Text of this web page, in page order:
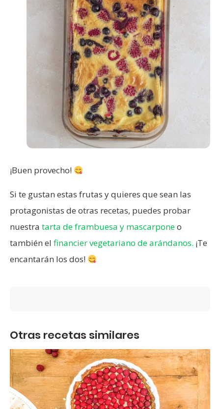
¡Buen provecho!
Si te gustan estas frutas y quieres que sean las
protagonistas de otras recetas, puedes probar
nuestra tarta de frambuesa y mascarponeo
también el financier vegetariano de arándanos. ¡Te
encantarán los dos!
Otras recetas similares